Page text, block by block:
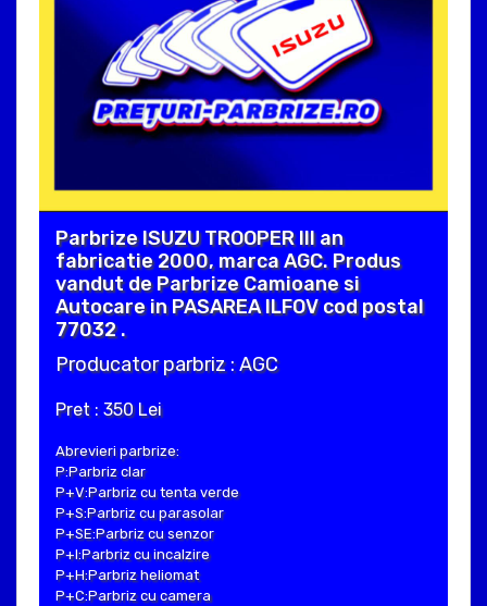
Parbrize ISUZU TROOPER III an
fabricatie 2000, marca AGC. Produs
vandut de Parbrize Camioane si
Autocare in PASAREA ILFOV cod postal
77032 .
Producator parbriz : AGC
Pret : 350 Lei
Abrevieri parbrize:
P:Parbriz clar
P+V:Parbriz cu tenta verde
P+S:Parbriz cu parasolar
P+SE:Parbriz cu senzor
P+I:Parbriz cu incalzire
P+H:Parbriz heliomat
P+C:Parbriz cu camera